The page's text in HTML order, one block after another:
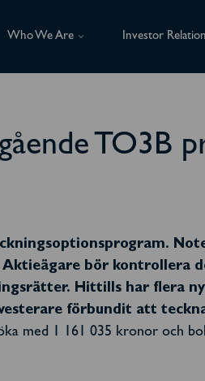
Who We Are Investor
TO3B
bör kontrollera
Hittills har flera
förbundit att
med 1 161 035 kronor och